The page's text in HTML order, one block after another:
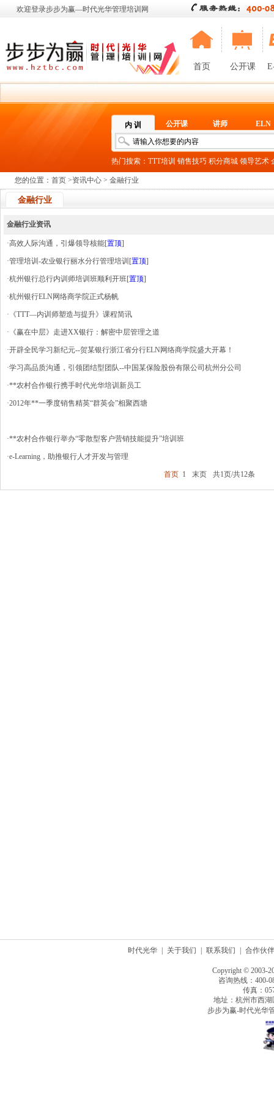
欢迎登录步步为赢—时代光华管理培训网
首页 公开课
内 训 公开课 讲师 ELN
热门搜索： TTT培训 销售技巧 积分商城 领导艺术
您的位置： 首页 >资讯中心 > 金融行业
金融行业
金融行业资讯
·高效人际沟通，引爆领导核能[置顶]
·管理培训-农业银行丽水分行管理培训 [置顶]
·杭州银行总行内训师培训班顺利开班[置顶]
·杭州银行ELN网络商学院正式杨帆
·《TTT—内训师塑造与提升》课程简讯
·《赢在中层》走进XX银行：解密中层管理之道
·开辟全民学习新纪元--贺某银行浙江省分行ELN网络商学院盛大开幕！
·学习高品质沟通，引领团结型团队--中国某保险股份有限公司杭州分公司
·**农村合作银行携手时代光华培训新员工
·2012年**一季度销售精英“群英会”相聚西塘
·**农村合作银行举办“零散型客户营销技能提升”培训班
·e-Learning，助推银行人才开发与管理
首页 1 末页 共1页/共12条
时代光华 关于我们 联系我们 合作伙伴
Copyright © 2003-
咨询热线：400-
传真：
地址：杭州市西
步步为赢-时代光华